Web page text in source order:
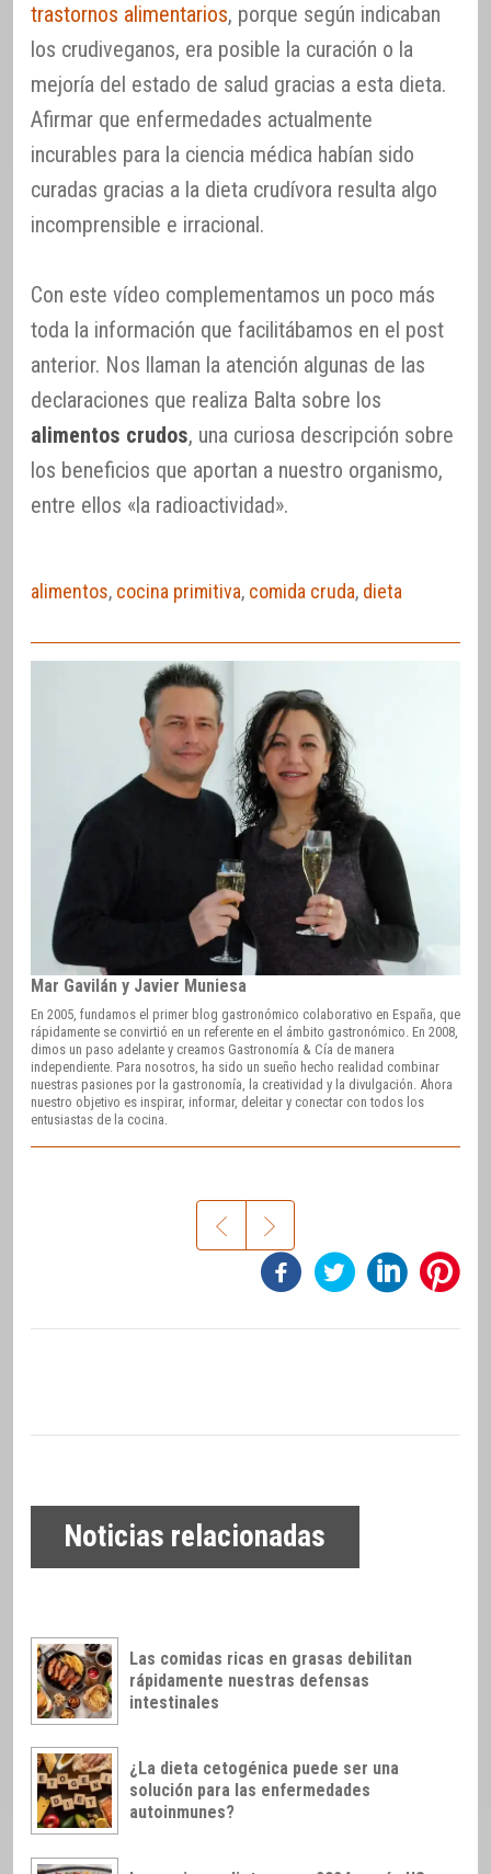
trastornos alimentarios, porque según indicaban
los crudiveganos, era posible la curación o la
mejoría del estado de salud gracias a esta dieta.
Afirmar que enfermedades actualmente
incurables para la ciencia médica habían sido
curadas gracias a la dieta crudívora resulta algo
incomprensible e irracional.
Con este vídeo complementamos un poco más
toda la información que facilitábamos en el post
anterior. Nos llaman la atención algunas de las
declaraciones que realiza Balta sobre los
alimentos crudos, una curiosa descripción sobre
los beneficios que aportan a nuestro organismo,
entre ellos «la radioactividad».
alimentos, cocina primitiva, comida cruda, dieta
Mar Gavilán y Javier Muniesa
En 2005, fundamos el primer blog gastronómico colaborativo en España, que
rápidamente se convirtió en un referente en el ámbito gastronómico. En 2008,
dimos un paso adelante y creamos Gastronomía & Cía de manera
independiente. Para nosotros, ha sido un sueño hecho realidad combinar
nuestras pasiones por la gastronomía, la creatividad y la divulgación. Ahora
nuestro objetivo es inspirar, informar, deleitar y conectar con todos los
entusiastas de la cocina.
Noticias relacionadas
Las comidas ricas en grasas debilitan
rápidamente nuestras defensas
intestinales
¿La dieta cetogénica puede ser una
solución para las enfermedades
autoinmunes?